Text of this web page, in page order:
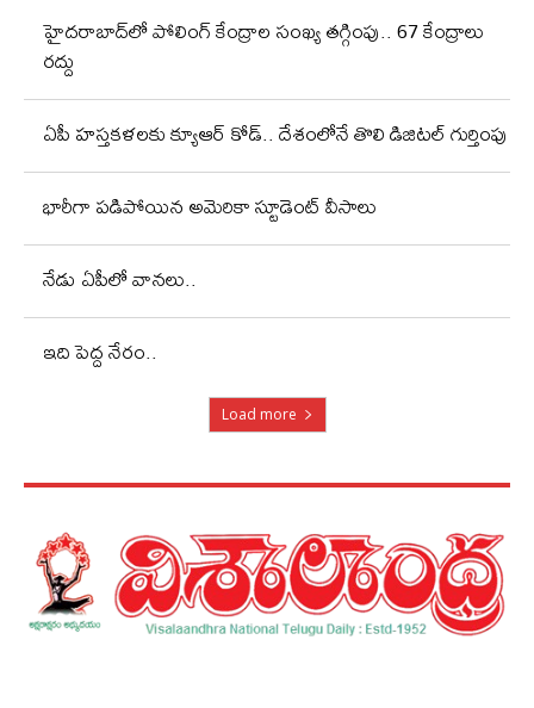
హైదరాబాద్‌లో పోలింగ్‌ కేంద్రాల సంఖ్య తగ్గింపు.. 67 కేంద్రాలు
రద్దు
ఏపీ హస్తకళలకు క్యూఆర్ కోడ్.. దేశంలోనే తొలి డిజిటల్ గుర్తింపు
భారీగా పడిపోయిన అమెరికా స్టూడెంట్ వీసాలు
నేడు ఏపీలో వానలు..
ఇది పెద్ద నేరం..
Load more